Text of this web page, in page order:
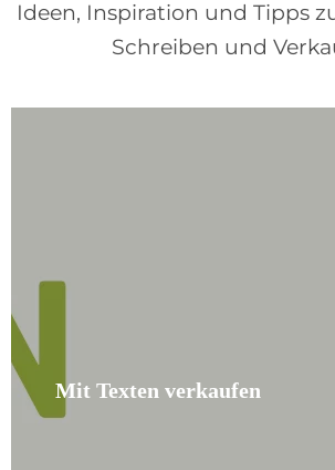
Ideen, Inspiration und Tipps
Schreiben und
Mit Texten verkaufen